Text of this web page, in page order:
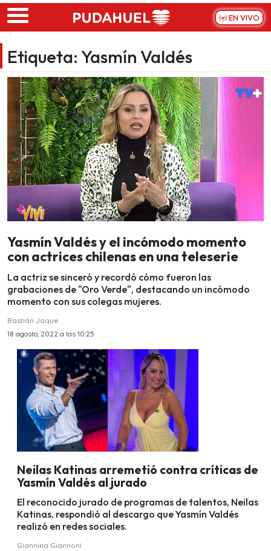
Skip to main content
EN VIVO
Etiqueta:Yasmín Valdés
Yasmín Valdés y el incómodo momento
con actrices chilenas en una teleserie
La actriz se sinceró y recordó cómo fueron las
grabaciones de "Oro Verde", destacando un incómodo
momento con sus colegas mujeres.
Bastián Jaque
18 agosto, 2022 a las 10:25
Neilas Katinas arremetió contra críticas de
Yasmín Valdés al jurado
El reconocido jurado de programas de talentos, Neilas
Katinas, respondió al descargo que Yasmín Valdés
realizó en redes sociales.
Giannina Giannoni